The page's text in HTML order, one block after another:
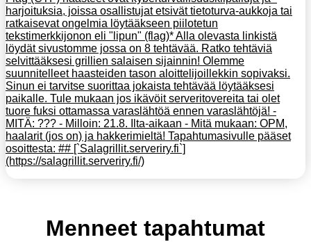
harjoituksia, joissa osallistujat etsivät tietoturva-aukkoja tai
ratkaisevat ongelmia löytääkseen piilotetun
tekstimerkkijonon eli "lipun" (flag)* Alla olevasta linkistä
löydät sivustomme jossa on 8 tehtävää. Ratko tehtäviä
selvittääksesi grillien salaisen sijainnin! Olemme
suunnitelleet haasteiden tason aloittelijoillekkin sopivaksi.
Sinun ei tarvitse suorittaa jokaista tehtävää löytääksesi
paikalle. Tule mukaan jos ikävöit serveritovereita tai olet
tuore fuksi ottamassa varaslähtöä ennen varaslähtöjä! -
MITÄ: ??? - Milloin: 21.8. Ilta-aikaan - Mitä mukaan: OPM,
haalarit (jos on) ja hakkerimieltä! Tapahtumasivulle pääset
osoittesta: ## [`Salagrillit.serveriry.fi`]
(https://salagrillit.serveriry.fi/)
Menneet tapahtumat